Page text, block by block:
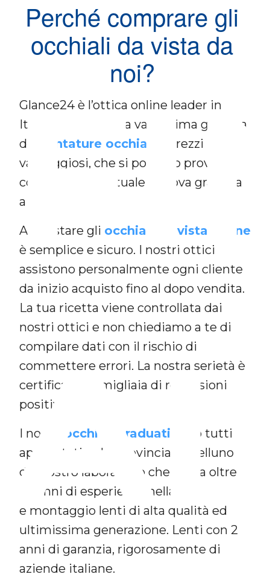
AL
Perché comprare gli
occhiali da vista da
noi?
Glance24 è l’ottica online leader in
Italia, che offre una vastissima gamma
di
montature occhiali
a prezzi
vantaggiosi, che si possono provare
con specchio virtuale o prova gratuita
a casa.
Acquistare gli occhiali da vista online
è semplice e sicuro. I nostri ottici
assistono personalmente ogni cliente
da inizio acquisto fino al dopo vendita.
La tua ricetta viene controllata dai
nostri ottici e non chiediamo a te di
compilare dati con il rischio di
commettere errori. La nostra serietà è
certificata da migliaia di recensioni
positive.
I nostri
occhiali graduati sono tutti
approntati nella provincia di Belluno
dal nostro laboratorio che vanta oltre
30 anni di esperienza nella confezione
e montaggio lenti di alta qualità ed
ultimissima generazione. Lenti con 2
anni di garanzia, rigorosamente di
aziende italiane.